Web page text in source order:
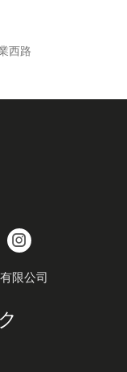
西路
限公司